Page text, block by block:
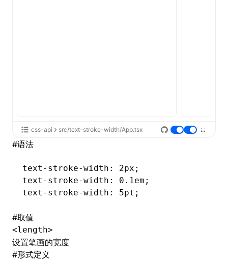
css-api src/text-stroke-width/App.tsx
#语法
text-stroke-width : 2px;
text-stroke-width : 0.1em;
text-stroke-width : 5pt;
#取值
<length>
设置笔画的宽度
#形式定义